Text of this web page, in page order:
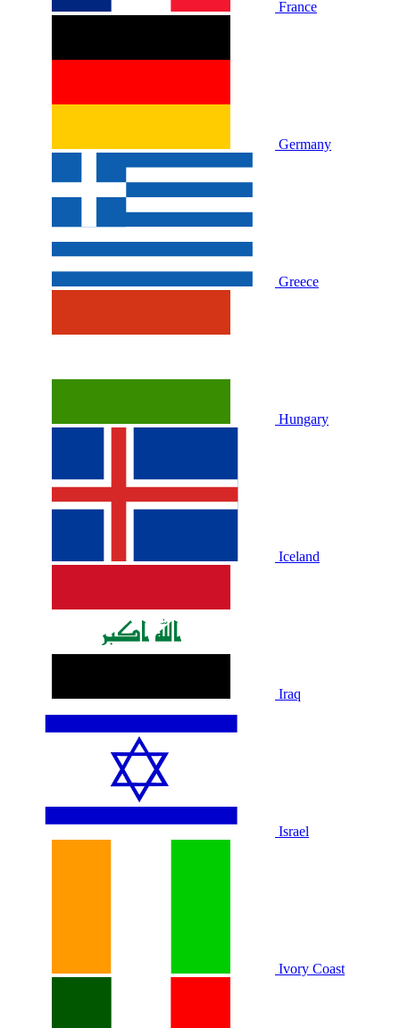
France
Germany
Greece
Hungary
Iceland
Iraq
Israel
Ivory Coast